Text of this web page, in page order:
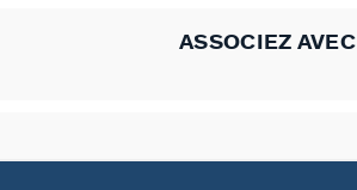
ASSOCIEZ AVEC